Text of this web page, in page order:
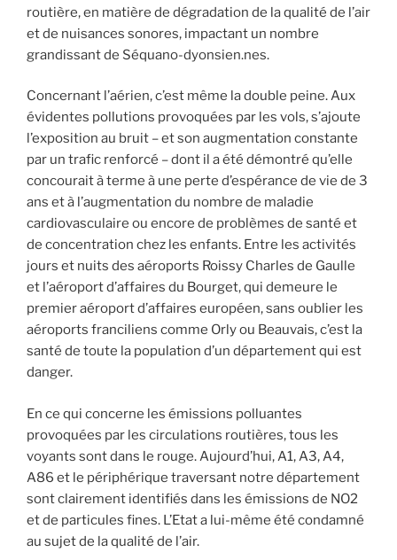
routière, en matière de dégradation de la qualité de l’air
et de nuisances sonores, impactant un nombre
grandissant de Séquano-dyonsien.nes.
Concernant l’aérien, c’est même la double peine. Aux
évidentes pollutions provoquées par les vols, s’ajoute
l’exposition au bruit – et son augmentation constante
par un trafic renforcé – dont il a été démontré qu’elle
concourait à terme à une perte d’espérance de vie de 3
ans et à l’augmentation du nombre de maladie
cardiovasculaire ou encore de problèmes de santé et
de concentration chez les enfants. Entre les activités
jours et nuits des aéroports Roissy Charles de Gaulle
et l’aéroport d’affaires du Bourget, qui demeure le
premier aéroport d’affaires européen, sans oublier les
aéroports franciliens comme Orly ou Beauvais, c’est la
santé de toute la population d’un département qui est
danger.
En ce qui concerne les émissions polluantes
provoquées par les circulations routières, tous les
voyants sont dans le rouge. Aujourd’hui, A1, A3, A4,
A86 et le périphérique traversant notre département
sont clairement identifiés dans les émissions de NO2
et de particules fines. L’Etat a lui-même été condamné
au sujet de la qualité de l’air.